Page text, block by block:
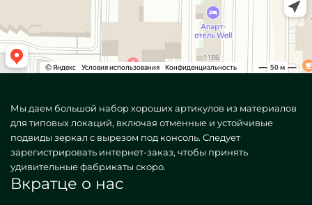
Мы даем большой набор хороших артикулов из материалов
для типовых локаций, включая отменные и устойчивые
подвиды зеркал с вырезом под консоль. Следует
зарегистрировать интернет-заказ, чтобы принять
удивительные фабрикаты скоро.
Вкратце о нас